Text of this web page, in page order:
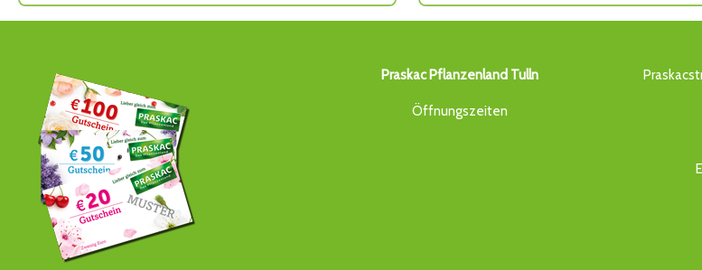
Praskac Pflanzenland Tulln
Öffnungszeiten